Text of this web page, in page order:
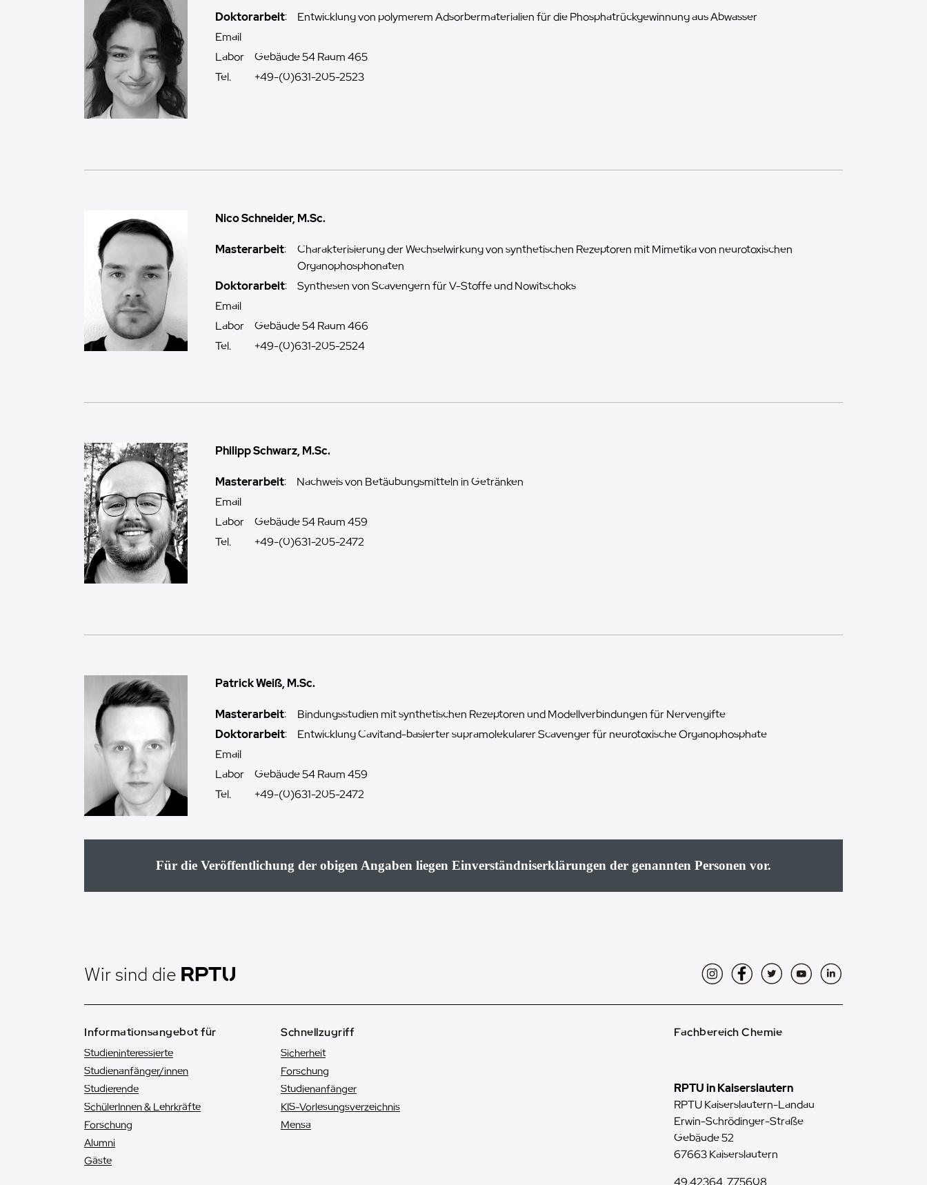
Doktorarbeit:
Entwicklung von polymerem Adsorbermaterialien für die Phosphatrückgewinnung aus Abwasser
Email
Labor
Gebäude 54 Raum 465
Tel.
+49-(0)631-205-2523
Nico Schneider, M.Sc.
Masterarbeit:
Charakterisierung der Wechselwirkung von synthetischen Rezeptoren mit Mimetika von neurotoxischen
Organophosphonaten
Doktorarbeit:
Synthesen von Scavengern für V-Stoffe und Nowitschoks
Email
Labor
Gebäude 54 Raum 466
Tel.
+49-(0)631-205-2524
Philipp Schwarz, M.Sc.
Masterarbeit:
Nachweis von Betäubungsmitteln in Getränken
Email
Labor
Gebäude 54 Raum 459
Tel.
+49-(0)631-205-2472
Patrick Weiß, M.Sc.
Masterarbeit:
Bindungsstudien mit synthetischen Rezeptoren und Modellverbindungen für Nervengifte
Doktorarbeit:
Entwicklung Cavitand-basierter supramolekularer Scavenger für neurotoxische Organophosphate
Email
Labor
Gebäude 54 Raum 459
Tel.
+49-(0)631-205-2472
Für die Veröffentlichung der obigen Angaben liegen Einverständniserklärungen der genannten Personen vor.
Wir sind die InstagramFacebookTwitterYouTubeLinkedIn
Informationsangebot für
Studieninteressierte
Studienanfänger/innen
Studierende
SchülerInnen & Lehrkräfte
Forschung
Alumni
Gäste
Schnellzugriff
Sicherheit
Forschung
Studienanfänger
KIS-Vorlesungsverzeichnis
Mensa
Fachbereich Chemie
RPTU in Kaiserslautern
RPTU Kaiserslautern-Landau
Erwin-Schrödinger-Straße
Gebäude 52
67663 Kaiserslautern
49.42364, 7.75608